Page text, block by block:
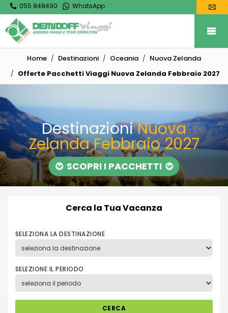
055 848490 WhatsApp
Home Destinazioni Oceania
Nuova Zelanda
Offerte Pacchetti Viaggi Nuova Zelanda Febbraio 2027
DestinazioniNuova
Zelanda Febbraio 2027
SCOPRI I PACCHETTI
Cerca la Tua Vacanza
SELEZIONA LA DESTINAZIONE
SELEZIONE IL PERIODO
CERCA